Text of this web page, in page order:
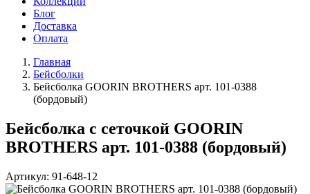
Блог
Доставка
Оплата
Главная
Бейсболки
Бейсболка GOORIN BROTHERS арт. 101-0388
(бордовый)
Бейсболка с сеточкой GOORIN
BROTHERS арт. 101-0388 (бордовый)
Артикул: 91-648-12